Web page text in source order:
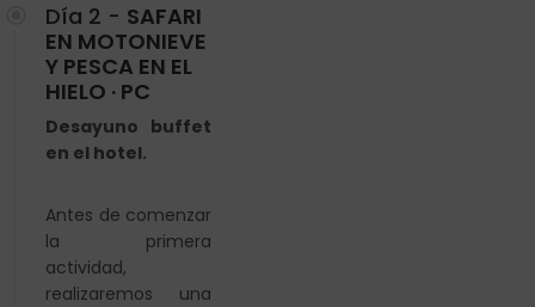
Día 2 - SAFARI
EN MOTONIEVE
Y PESCA EN EL
HIELO · PC
Desayuno buffet
en el hotel.
Antes de comenzar
la primera
actividad,
realizaremos una